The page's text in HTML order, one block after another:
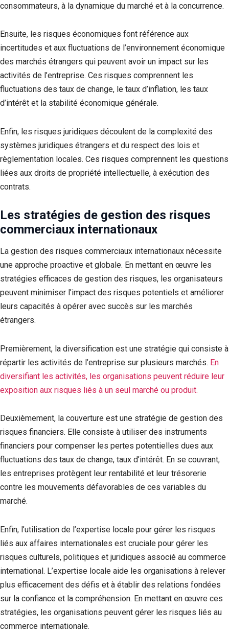
consommateurs, à la dynamique du marché et à la concurrence.
Ensuite, les risques économiques font référence aux
incertitudes et aux fluctuations de l’environnement économique
des marchés étrangers qui peuvent avoir un impact sur les
activités de l’entreprise. Ces risques comprennent les
fluctuations des taux de change, le taux d’inflation, les taux
d’intérêt et la stabilité économique générale.
Enfin, les risques juridiques découlent de la complexité des
systèmes juridiques étrangers et du respect des lois et
règlementation locales. Ces risques comprennent les questions
liées aux droits de propriété intellectuelle, à exécution des
contrats.
Les stratégies de gestion des risques
commerciaux internationaux
La gestion des risques commerciaux internationaux nécessite
une approche proactive et globale. En mettant en œuvre les
stratégies efficaces de gestion des risques, les organisateurs
peuvent minimiser l’impact des risques potentiels et améliorer
leurs capacités à opérer avec succès sur les marchés
étrangers.
Premièrement, la diversification est une stratégie qui consiste à
répartir les activités de l’entreprise sur plusieurs marchés. En
diversifiant les activités, les organisations peuvent réduire leur
exposition aux risques liés à un seul marché ou produit.
Deuxièmement, la couverture est une stratégie de gestion des
risques financiers. Elle consiste à utiliser des instruments
financiers pour compenser les pertes potentielles dues aux
fluctuations des taux de change, taux d’intérêt. En se couvrant,
les entreprises protègent leur rentabilité et leur trésorerie
contre les mouvements défavorables de ces variables du
marché.
Enfin, l’utilisation de l’expertise locale pour gérer les risques
liés aux affaires internationales est cruciale pour gérer les
risques culturels, politiques et juridiques associé au commerce
international. L’expertise locale aide les organisations à relever
plus efficacement des défis et à établir des relations fondées
sur la confiance et la compréhension. En mettant en œuvre ces
stratégies, les organisations peuvent gérer les risques liés au
commerce internationale.